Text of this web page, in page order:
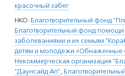
красочный забег
НКО: Благотворительный фонд
Благотворительный фонд
заболеваниями и их семьям
детям и молодежи «Обнаженные
Некоммерческая организация
"Даунсайд Ап",